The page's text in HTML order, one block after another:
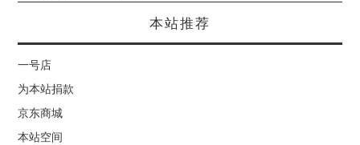
本站推荐
一号店
为本站捐款
京东商城
本站空间